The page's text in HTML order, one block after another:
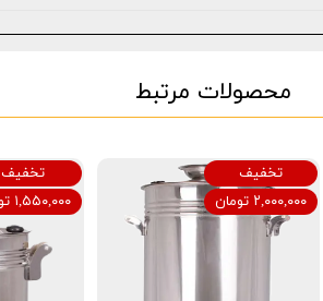
محصولات مرتبط
تخفیف
۱,۵۵۰,۰۰۰ تومان
تخفیف
۲,۰۰۰,۰۰۰ تومان